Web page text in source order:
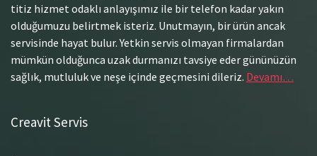
titiz hizmet odaklı anlayışımız ile bir telefon kadar yakın
olduğumuzu belirtmek isteriz. Unutmayın, bir ürün ancak
servisinde hayat bulur. Yetkin servis olmayan firmalardan
mümkün olduğunca uzak durmanızı tavsiye eder gününüzün
sağlık, mutluluk ve neşe içinde geçmesini dileriz. Devamı…
Creavit Servis